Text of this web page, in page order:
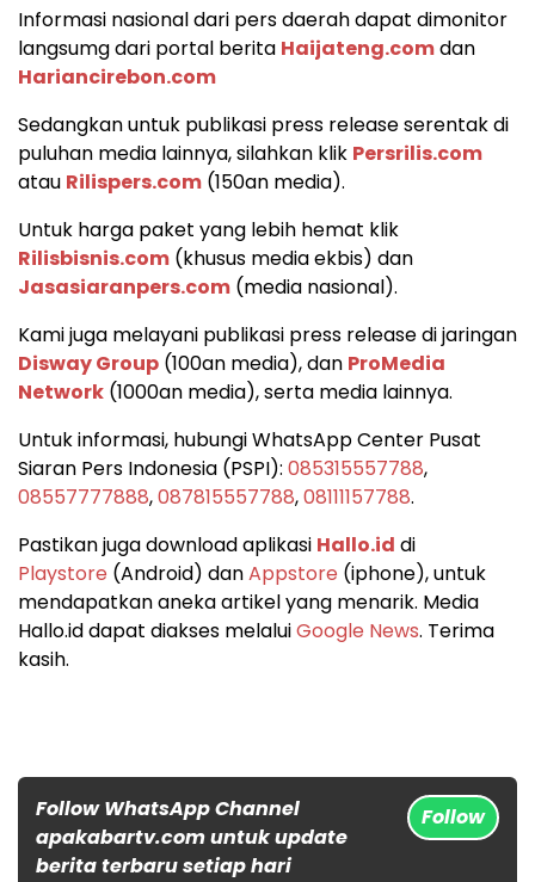
Informasi nasional dari pers daerah dapat dimonitor
langsumg dari portal berita Haijateng.comdan
Hariancirebon.com
Sedangkan untuk publikasi press release serentak di
puluhan media lainnya, silahkan klik Persrilis.com
atau Rilispers.com (150an media).
Untuk harga paket yang lebih hemat klik
Rilisbisnis.com (khusus media ekbis) dan
Jasasiaranpers.com (media nasional).
Kami juga melayani publikasi press release di jaringan
Disway Group (100an media), dan ProMedia
Network (1000an media), serta media lainnya.
Untuk informasi, hubungi WhatsApp Center Pusat
Siaran Pers Indonesia (PSPI): 085315557788,
08557777888,087815557788,08111157788.
Pastikan juga download aplikasi Hallo.id di
Playstore (Android) danAppstore (iphone), untuk
mendapatkan aneka artikel yang menarik. Media
Hallo.id dapat diakses melaluiGoogle News. Terima
kasih.
Follow WhatsApp Channel
apakabartv.com untuk update
berita terbaru setiap hari
Follow